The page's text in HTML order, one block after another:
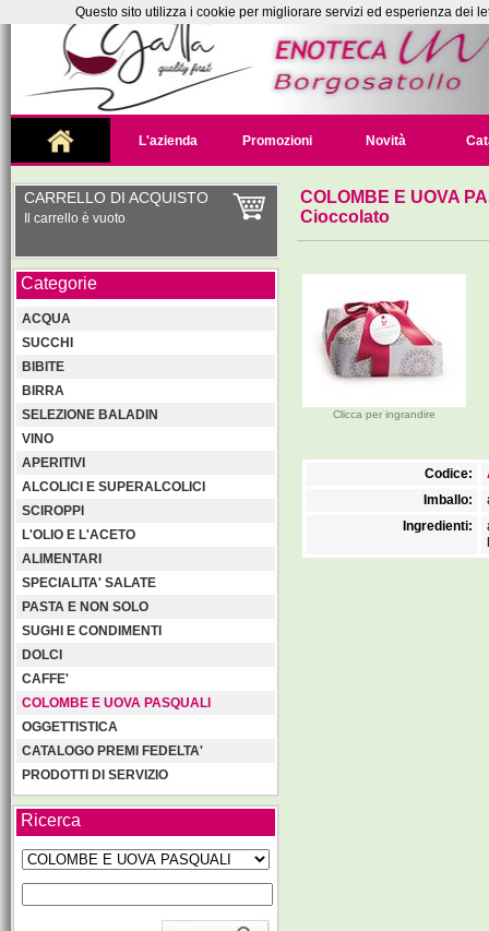
L'azienda Promozioni Novità
CARRELLO DI ACQUISTO
Il carrello è vuoto
Categorie
ACQUA
SUCCHI
BIBITE
BIRRA
SELEZIONE BALADIN
VINO
APERITIVI
ALCOLICI E SUPERALCOLICI
SCIROPPI
L'OLIO E L'ACETO
ALIMENTARI
SPECIALITA' SALATE
PASTA E NON SOLO
SUGHI E CONDIMENTI
DOLCI
CAFFE'
COLOMBE E UOVA PASQUALI
OGGETTISTICA
CATALOGO PREMI FEDELTA'
PRODOTTI DI SERVIZIO
Ricerca
COLOMBE E UOVA
Cioccolato
Clicca per ingrandire
Codice:
Imballo:
Ingredienti:
Questo sito utilizza i cookie per migliorare servizi ed esperienza dei